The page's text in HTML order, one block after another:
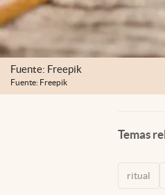
Fuente: Freepik
Fuente: Freepik
Temas
ritual